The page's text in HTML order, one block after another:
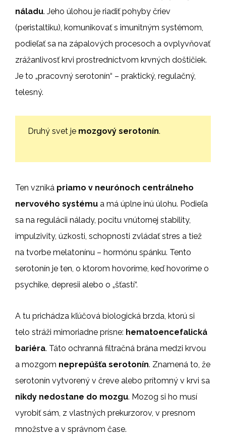
náladu. Jeho úlohou je riadiť pohyby čriev
(peristaltiku), komunikovať s imunitným systémom,
podieľať sa na zápalových procesoch a ovplyvňovať
zrážanlivosť krvi prostredníctvom krvných doštičiek.
Je to „pracovný serotonín“ – praktický, regulačný,
telesný.
Druhý svet je mozgový serotonín.
Ten vzniká priamo v neurónoch centrálneho
nervového systému a má úplne inú úlohu. Podieľa
sa na regulácii nálady, pocitu vnútornej stability,
impulzivity, úzkosti, schopnosti zvládať stres a tiež
na tvorbe melatonínu – hormónu spánku. Tento
serotonín je ten, o ktorom hovoríme, keď hovoríme o
psychike, depresii alebo o „šťastí“.
A tu prichádza kľúčová biologická brzda, ktorú si
telo stráži mimoriadne prísne: hematoencefalická
bariéra. Táto ochranná filtračná brána medzi krvou
a mozgom neprepúšťa serotonín. Znamená to, že
serotonín vytvorený v čreve alebo prítomný v krvi sa
nikdy nedostane do mozgu. Mozog si ho musí
vyrobiť sám, z vlastných prekurzorov, v presnom
množstve a v správnom čase.